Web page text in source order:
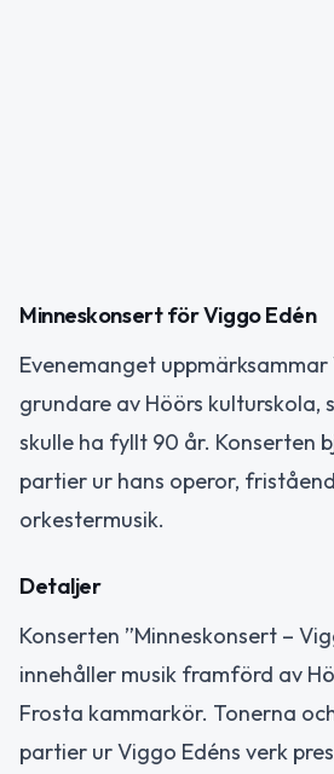
Minneskonsert för Viggo Edén
Evenemanget uppmärksammar
grundare av Höörs kulturskola,
skulle ha fyllt 90 år. Konserten
partier ur hans operor,
orkestermusik.
Detaljer
Konserten ”Minneskonsert –
innehåller musik framförd av
Frosta kammarkör. Tonerna
partier ur Viggo Edéns verk